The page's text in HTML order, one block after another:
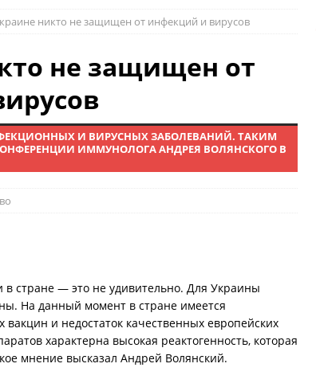
никто не защищен от инфекций и вирусов
не защищен от
И ВИРУСНЫХ ЗАБОЛЕВАНИЙ. ТАКИМ
ИММУНОЛОГА АНДРЕЯ ВОЛЯНСКОГО В
стране — это не удивительно. Для Украины
На данный момент в стране имеется
и недостаток качественных европейских
характерна высокая реактогенность, которая
мнение высказал Андрей Волянский.